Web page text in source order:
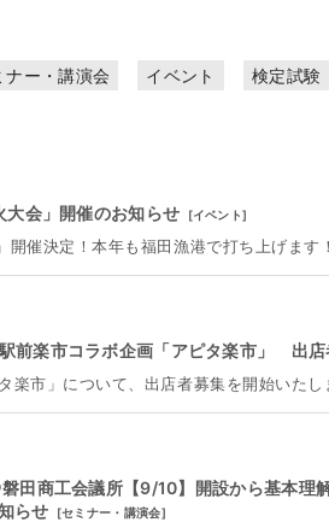
ナー・講演会 イベント 検定試験
大会」開催のお知らせ [イベント]
開催決定！本年も福田漁港で打ち上げます！
前楽市コラボ企画「アピタ楽市」 出店
楽市」について、出店者募集を開始いたし
田商工会議所【9/10】開設から基本理
らせ
[セミナー・講演会]